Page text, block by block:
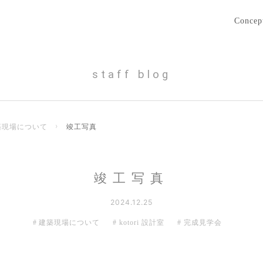
staff blog
場について › 竣工写真
竣工写真
2024.12.25
建築現場について kotori 設計室 完成見学会